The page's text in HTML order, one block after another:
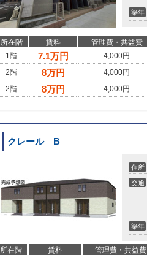
築年
所在階 賃料 管理費・共益費
1階
7.1万円 4,000円
2階
8万円 4,000円
2階
8万円 4,000円
クレール B
住所
交通
築年
所在階 賃料 管理費・共益費